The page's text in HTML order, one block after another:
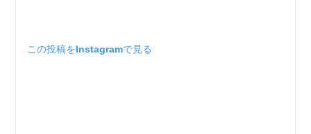
この投稿をInstagramで見る